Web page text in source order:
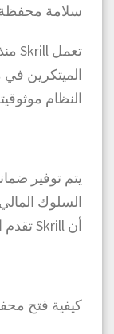
سلامة
الميتكرين في
النظام موثوقيته
يتم توفير
أن Skrill تقدم الخدمات للمستهلكين بطريقة نزيهة.
كيفية فتح